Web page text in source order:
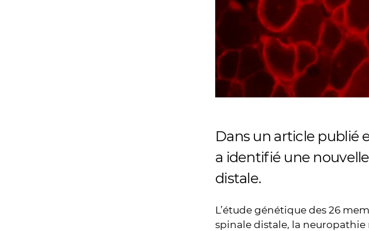
Dans un article publié
a identifié une
distale.
L’étude génétique des 26
spinale distale, la